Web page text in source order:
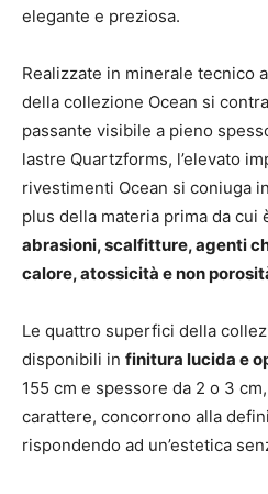
elegante e preziosa.
Realizzate in minerale tecnico
della collezione Ocean si
passante visibile a pieno
lastre Quartzforms, l’elevato
rivestimenti Ocean si coniuga
plus della materia prima da cui
abrasioni, scalfitture, agenti
calore, atossicità e non
Le quattro superfici della
disponibili in finitura lucida e
155 cm e spessore da 2 o 3
carattere, concorrono alla
rispondendo ad un’estetica